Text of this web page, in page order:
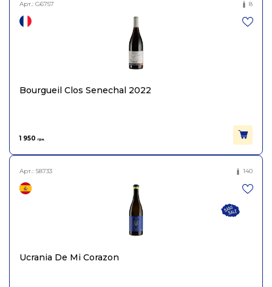
Арт.: G6757 8
Bourgueil Clos Senechal 2022
1 950 грн.
Арт.: S8733 140
Ucrania De Mi Corazon